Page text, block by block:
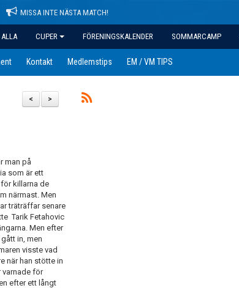
MISSA INTE NÄSTA MATCH!
CUPER FÖRENINGSKALENDER SOMMARCAMP
Kontakt Medlemstips EM / VM TIPS
>
<
man på
som är ett
killarna de
närmast. Men
träträffar senare
Tarik Fetahovic
Men efter
in, men
visste vad
när han stötte in
varnade för
efter ett långt